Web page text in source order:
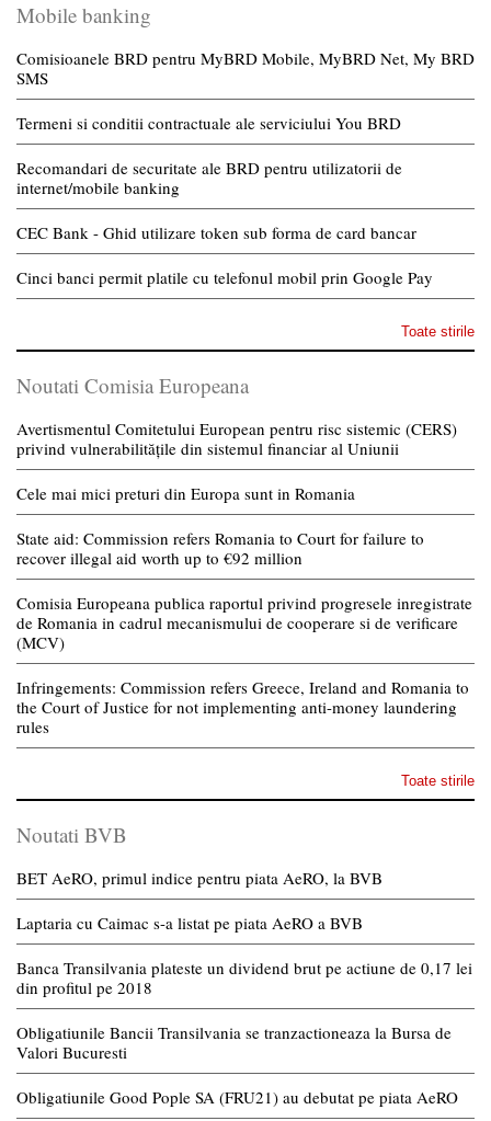
Mobile banking
Comisioanele BRD pentru MyBRD Mobile, MyBRD Net, My BRD
SMS
Termeni si conditii contractuale ale serviciului You BRD
Recomandari de securitate ale BRD pentru utilizatorii de
internet/mobile banking
CEC Bank - Ghid utilizare token sub forma de card bancar
Cinci banci permit platile cu telefonul mobil prin Google Pay
Toate stirile
Noutati Comisia Europeana
Avertismentul Comitetului European pentru risc sistemic (CERS)
privind vulnerabilitățile din sistemul financiar al Uniunii
Cele mai mici preturi din Europa sunt in Romania
State aid: Commission refers Romania to Court for failure to
recover illegal aid worth up to €92 million
Comisia Europeana publica raportul privind progresele inregistrate
de Romania in cadrul mecanismului de cooperare si de verificare
(MCV)
Infringements: Commission refers Greece, Ireland and Romania to
the Court of Justice for not implementing anti-money laundering
rules
Toate stirile
Noutati BVB
BET AeRO, primul indice pentru piata AeRO, la BVB
Laptaria cu Caimac s-a listat pe piata AeRO a BVB
Banca Transilvania plateste un dividend brut pe actiune de 0,17 lei
din profitul pe 2018
Obligatiunile Bancii Transilvania se tranzactioneaza la Bursa de
Valori Bucuresti
Obligatiunile Good Pople SA (FRU21) au debutat pe piata AeRO